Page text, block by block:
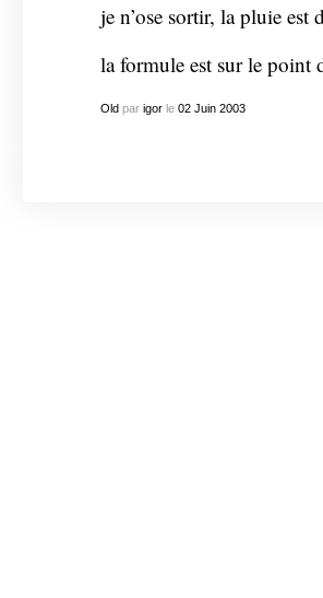
je n’ose sortir, la pluie est
la formule est sur le point
Oldpar igorle 02 Juin 2003